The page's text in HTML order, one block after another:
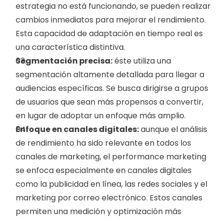
estrategia no está funcionando, se pueden realizar
cambios inmediatos para mejorar el rendimiento.
Esta capacidad de adaptación en tiempo real es
una característica distintiva.
Segmentación precisa: éste utiliza una
segmentación altamente detallada para llegar a
audiencias específicas. Se busca dirigirse a grupos
de usuarios que sean más propensos a convertir,
en lugar de adoptar un enfoque más amplio.
Enfoque en canales digitales: aunque el análisis
de rendimiento ha sido relevante en todos los
canales de marketing, el performance marketing
se enfoca especialmente en canales digitales
como la publicidad en línea, las redes sociales y el
marketing por correo electrónico. Estos canales
permiten una medición y optimización más